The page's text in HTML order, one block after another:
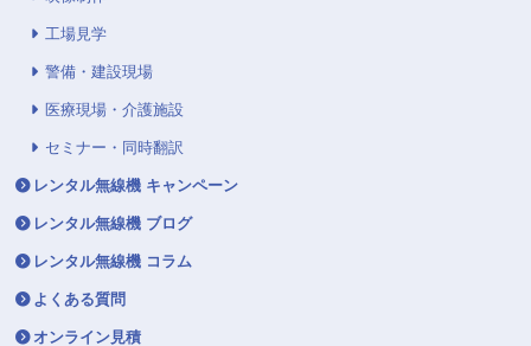
工場見学
警備・建設現場
医療現場・介護施設
セミナー・同時翻訳
レンタル無線機 キャンペーン
レンタル無線機 ブログ
レンタル無線機 コラム
よくある質問
オンライン見積